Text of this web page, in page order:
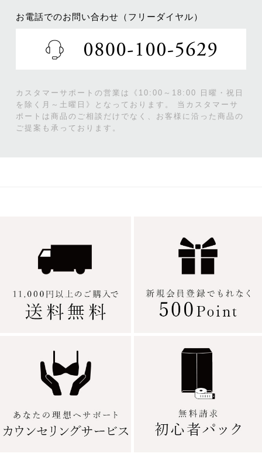
お電話でのお問い合わせ（フリーダイヤル）
カスタマーサポートの営業は《10:00～18:00 日曜・祝日
を除く月～土曜日》となっております。
当カスタマーサ
ポートは商品のご相談だけでなく、お客様に沿った商品の
ご提案も承っております。